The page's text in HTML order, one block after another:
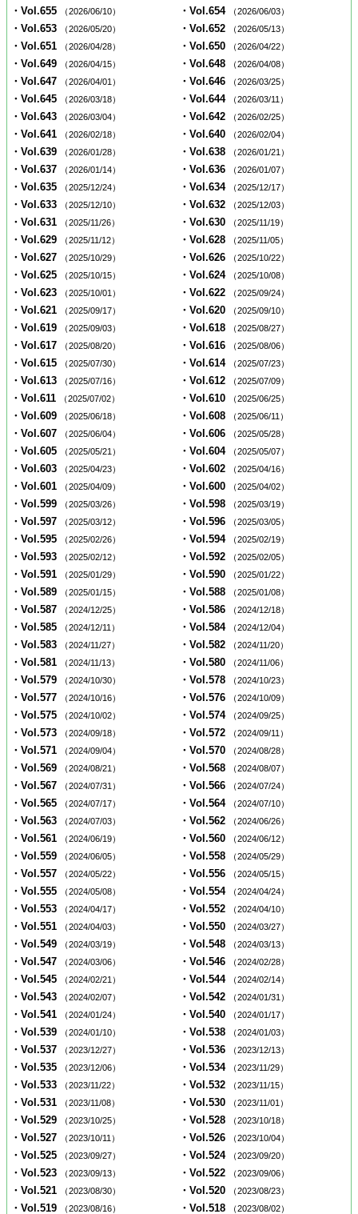
・Vol.655 （2026/06/10） ・Vol.654 （2026/06/03）
・Vol.653 （2026/05/20） ・Vol.652 （2026/05/13）
・Vol.651 （2026/04/28） ・Vol.650 （2026/04/22）
・Vol.649 （2026/04/15） ・Vol.648 （2026/04/08）
・Vol.647 （2026/04/01） ・Vol.646 （2026/03/25）
・Vol.645 （2026/03/18） ・Vol.644 （2026/03/11）
・Vol.643 （2026/03/04） ・Vol.642 （2026/02/25）
・Vol.641 （2026/02/18） ・Vol.640 （2026/02/04）
・Vol.639 （2026/01/28） ・Vol.638 （2026/01/21）
・Vol.637 （2026/01/14） ・Vol.636 （2026/01/07）
・Vol.635 （2025/12/24） ・Vol.634 （2025/12/17）
・Vol.633 （2025/12/10） ・Vol.632 （2025/12/03）
・Vol.631 （2025/11/26） ・Vol.630 （2025/11/19）
・Vol.629 （2025/11/12） ・Vol.628 （2025/11/05）
・Vol.627 （2025/10/29） ・Vol.626 （2025/10/22）
・Vol.625 （2025/10/15） ・Vol.624 （2025/10/08）
・Vol.623 （2025/10/01） ・Vol.622 （2025/09/24）
・Vol.621 （2025/09/17） ・Vol.620 （2025/09/10）
・Vol.619 （2025/09/03） ・Vol.618 （2025/08/27）
・Vol.617 （2025/08/20） ・Vol.616 （2025/08/06）
・Vol.615 （2025/07/30） ・Vol.614 （2025/07/23）
・Vol.613 （2025/07/16） ・Vol.612 （2025/07/09）
・Vol.611 （2025/07/02） ・Vol.610 （2025/06/25）
・Vol.609 （2025/06/18） ・Vol.608 （2025/06/11）
・Vol.607 （2025/06/04） ・Vol.606 （2025/05/28）
・Vol.605 （2025/05/21） ・Vol.604 （2025/05/07）
・Vol.603 （2025/04/23） ・Vol.602 （2025/04/16）
・Vol.601 （2025/04/09） ・Vol.600 （2025/04/02）
・Vol.599 （2025/03/26） ・Vol.598 （2025/03/19）
・Vol.597 （2025/03/12） ・Vol.596 （2025/03/05）
・Vol.595 （2025/02/26） ・Vol.594 （2025/02/19）
・Vol.593 （2025/02/12） ・Vol.592 （2025/02/05）
・Vol.591 （2025/01/29） ・Vol.590 （2025/01/22）
・Vol.589 （2025/01/15） ・Vol.588 （2025/01/08）
・Vol.587 （2024/12/25） ・Vol.586 （2024/12/18）
・Vol.585 （2024/12/11） ・Vol.584 （2024/12/04）
・Vol.583 （2024/11/27） ・Vol.582 （2024/11/20）
・Vol.581 （2024/11/13） ・Vol.580 （2024/11/06）
・Vol.579 （2024/10/30） ・Vol.578 （2024/10/23）
・Vol.577 （2024/10/16） ・Vol.576 （2024/10/09）
・Vol.575 （2024/10/02） ・Vol.574 （2024/09/25）
・Vol.573 （2024/09/18） ・Vol.572 （2024/09/11）
・Vol.571 （2024/09/04） ・Vol.570 （2024/08/28）
・Vol.569 （2024/08/21） ・Vol.568 （2024/08/07）
・Vol.567 （2024/07/31） ・Vol.566 （2024/07/24）
・Vol.565 （2024/07/17） ・Vol.564 （2024/07/10）
・Vol.563 （2024/07/03） ・Vol.562 （2024/06/26）
・Vol.561 （2024/06/19） ・Vol.560 （2024/06/12）
・Vol.559 （2024/06/05） ・Vol.558 （2024/05/29）
・Vol.557 （2024/05/22） ・Vol.556 （2024/05/15）
・Vol.555 （2024/05/08） ・Vol.554 （2024/04/24）
・Vol.553 （2024/04/17） ・Vol.552 （2024/04/10）
・Vol.551 （2024/04/03） ・Vol.550 （2024/03/27）
・Vol.549 （2024/03/19） ・Vol.548 （2024/03/13）
・Vol.547 （2024/03/06） ・Vol.546 （2024/02/28）
・Vol.545 （2024/02/21） ・Vol.544 （2024/02/14）
・Vol.543 （2024/02/07） ・Vol.542 （2024/01/31）
・Vol.541 （2024/01/24） ・Vol.540 （2024/01/17）
・Vol.539 （2024/01/10） ・Vol.538 （2024/01/03）
・Vol.537 （2023/12/27） ・Vol.536 （2023/12/13）
・Vol.535 （2023/12/06） ・Vol.534 （2023/11/29）
・Vol.533 （2023/11/22） ・Vol.532 （2023/11/15）
・Vol.531 （2023/11/08） ・Vol.530 （2023/11/01）
・Vol.529 （2023/10/25） ・Vol.528 （2023/10/18）
・Vol.527 （2023/10/11） ・Vol.526 （2023/10/04）
・Vol.525 （2023/09/27） ・Vol.524 （2023/09/20）
・Vol.523 （2023/09/13） ・Vol.522 （2023/09/06）
・Vol.521 （2023/08/30） ・Vol.520 （2023/08/23）
・Vol.519 （2023/08/16） ・Vol.518 （2023/08/02）